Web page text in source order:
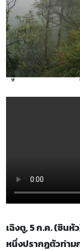
เฉิงตู, 5 ก.ค. (ซิน
หนึ่งปรากฏตัวท่าม